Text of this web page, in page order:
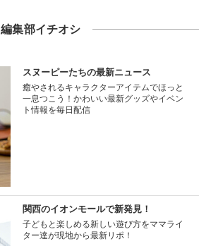
編集部イチオシ
スヌーピーたちの最新ニュース
癒やされるキャラクターアイテムでほっと
一息つこう！かわいい最新グッズやイベン
ト情報を毎日配信
関西のイオンモールで新発見！
子どもと楽しめる新しい遊び方をママライ
ター達が現地から最新リポ！